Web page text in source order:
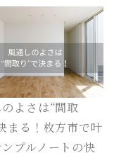
よさは“間取
まる！枚方市で叶
プルノートの快